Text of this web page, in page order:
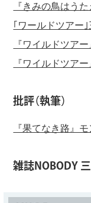
『きみの鳥はう
｢ワールドツアー
『ワイルドツア
『ワイルドツア
批評（執筆）
『果てなき路』
雑誌NOBODY